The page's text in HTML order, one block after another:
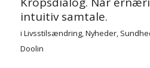
intuitiv samtale.
i Livsstilsændring,Nyheder,
Doolin